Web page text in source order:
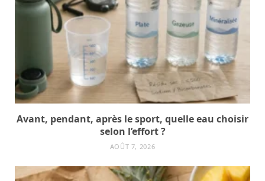
Avant, pendant, après le sport, quelle eau choisir
selon l’effort ?
AOÛT 7, 2026